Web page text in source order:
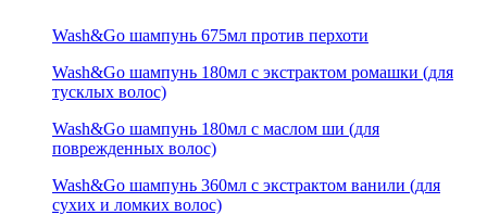
Wash&Go шампунь 675мл против перхоти
Wash&Go шампунь 180мл с экстрактом ромашки (для
тусклых волос)
Wash&Go шампунь 180мл с маслом ши (для
поврежденных волос)
Wash&Go шампунь 360мл с экстрактом ванили (для
сухих и ломких волос)